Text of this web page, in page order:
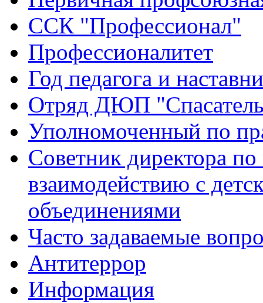
ССК "Профессионал"
Профессионалитет
Год педагога и
Отряд ДЮП
Уполномоченный по
Советник директора
взаимодействию с
объединениями
Часто задаваемые
Антитеррор
Информация